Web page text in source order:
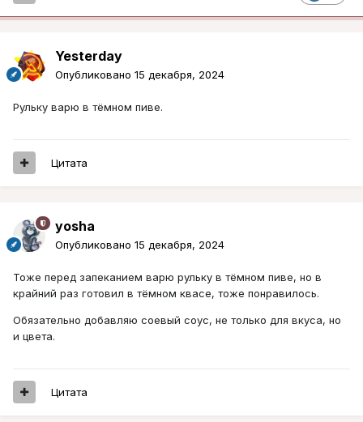
Yesterday
Опубликовано 15 декабря, 2024
Рульку варю в тёмном пиве.
Цитата
yosha
Опубликовано 15 декабря, 2024
Тоже перед запеканием варю рульку в тёмном пиве, но в
крайний раз готовил в тёмном квасе, тоже понравилось.
Обязательно добавляю соевый соус, не только для вкуса, но
и цвета.
Цитата